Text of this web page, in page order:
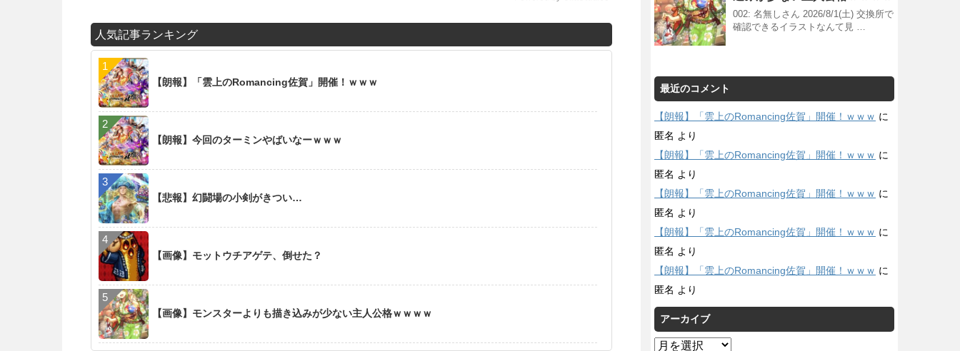
人気記事ランキング
【朗報】「雲上のRomancing佐賀」開催！ｗｗｗ
【朗報】今回のターミンやばいなーｗｗｗ
【悲報】幻闘場の小剣がきつい…
【画像】モットウチアゲテ、倒せた？
【画像】モンスターよりも描き込みが少ない主人公格ｗｗｗｗ
002: 名無しさん 2026/8/1(土) 交換所で
確認できるイラストなんて見 …
最近のコメント
【朗報】「雲上のRomancing佐賀」開催！ｗｗｗ に
匿名 より
【朗報】「雲上のRomancing佐賀」開催！ｗｗｗ に
匿名 より
【朗報】「雲上のRomancing佐賀」開催！ｗｗｗ に
匿名 より
【朗報】「雲上のRomancing佐賀」開催！ｗｗｗ に
匿名 より
【朗報】「雲上のRomancing佐賀」開催！ｗｗｗ に
匿名 より
アーカイブ
ア